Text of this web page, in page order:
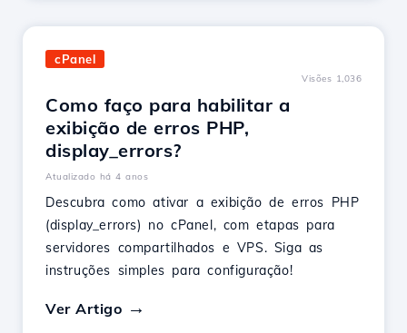
cPanel
Visões 1,036
Como faço para habilitar a
exibição de erros PHP,
display_errors?
Atualizado há 4 anos
Descubra como ativar a exibição de erros PHP
(display_errors) no cPanel, com etapas para
servidores compartilhados e VPS. Siga as
instruções simples para configuração!
Ver Artigo